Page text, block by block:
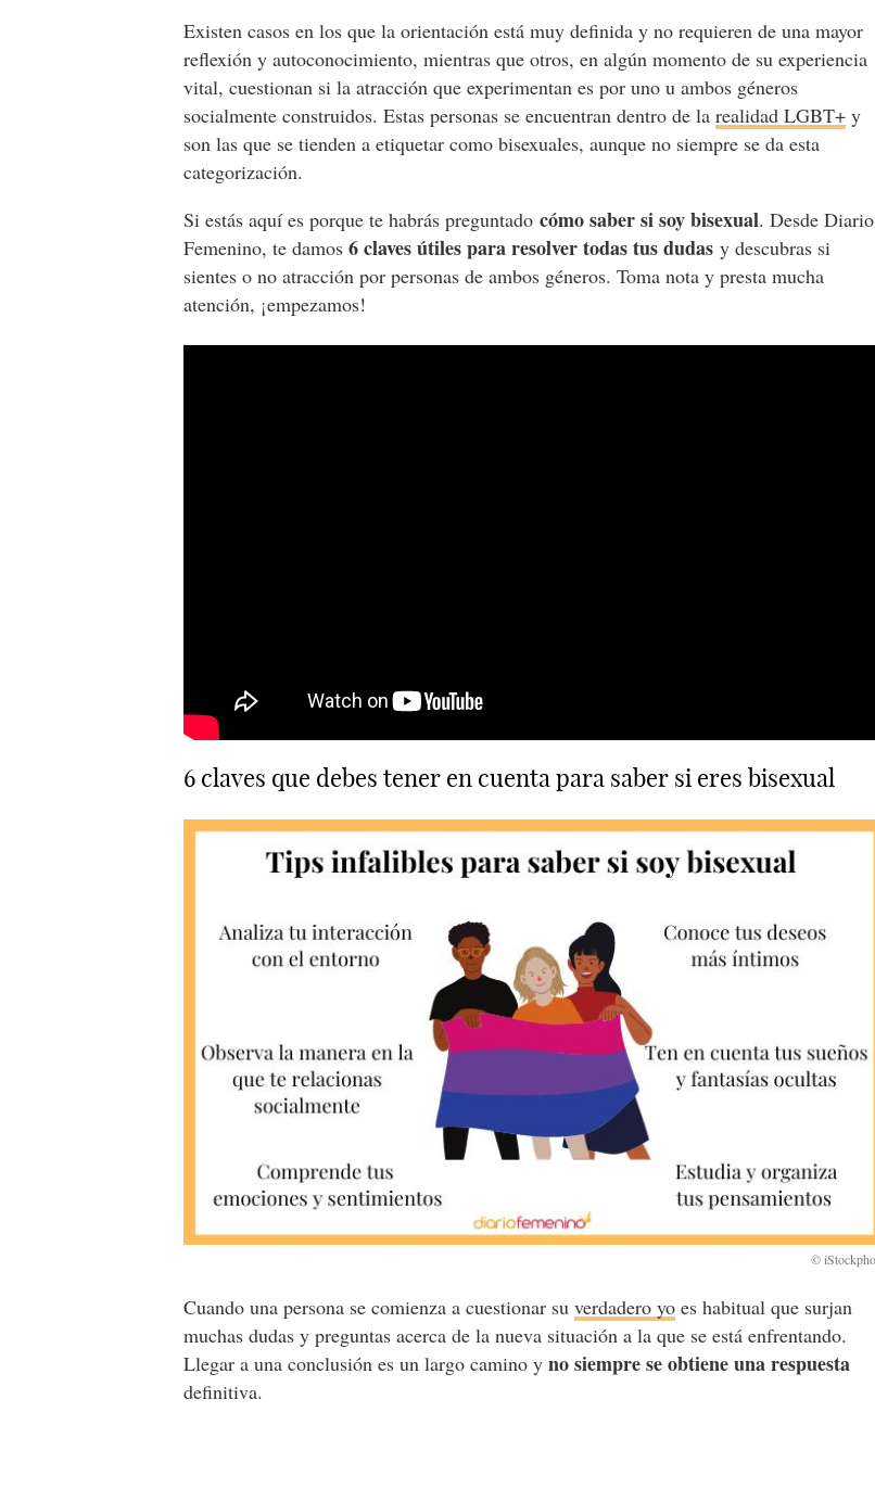
Existen casos en los que la orientación está muy definida y no requieren de una mayor
reflexión y autoconocimiento, mientras que otros, en algún momento de su experiencia
vital, cuestionan si la atracción que experimentan es por uno u ambos géneros
socialmente construidos. Estas personas se encuentran dentro de larealidad LGBT+ y
son las que se tienden a etiquetar como bisexuales, aunque no siempre se da esta
categorización.
Si estás aquí es porque te habrás preguntadocómo saber si soy bisexual. Desde Diario
Femenino, te damos6 claves útiles para resolver todas tus dudas y descubras si
sientes o no atracción por personas de ambos géneros. Toma nota y presta mucha
atención, ¡empezamos!
6 claves que debes tener en cuenta para saber si eres bisexual
Cuando una persona se comienza a cuestionar suverdadero yo es habitual que surjan
muchas dudas y preguntas acerca de la nueva situación a la que se está enfrentando.
Llegar a una conclusión es un largo camino yno siempre se obtiene una respuesta
definitiva.